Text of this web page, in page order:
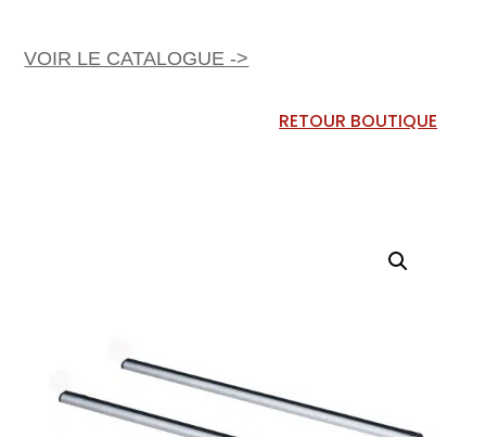
VOIR LE CATALOGUE ->
RETOUR BOUTIQUE